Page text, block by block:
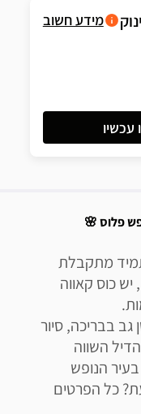
מידע חשוב
עכשיו
פלוס 🌸
מתקבלת
כוס קאווה
בבריכה, סיור
השווה
הנופש
כל הפרטים